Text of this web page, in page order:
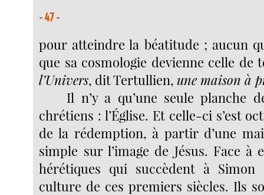
- 47 -
pour atteindre la béatitude ; aucun
que sa cosmologie devienne celle de
l’Univers, dit Tertullien,une maison à
Il n’y a qu’une seule planche
chrétiens : l’Église. Et celle-ci s’est
de la rédemption, à partir d’une
simple sur l’image de Jésus. Face à
hérétiques qui succèdent à
culture de ces premiers siècles. Ils